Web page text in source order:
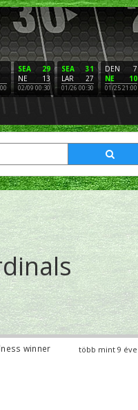
29
SEA
13
NE
02/09 00:30
31
SEA
27
LAR
01/26 00:30
7
DEN
10
NE
01/25 21:00
több mint 9 éve
winner